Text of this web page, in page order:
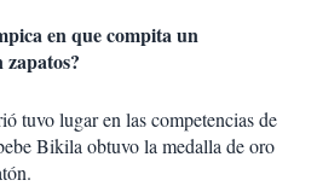
en que compita un
tuvo lugar en las competencias de
Bikila obtuvo la medalla de oro